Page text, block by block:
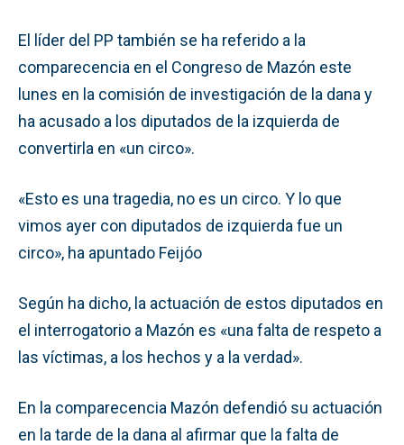
El líder del PP también se ha referido a la
comparecencia en el Congreso de Mazón este
lunes en la comisión de investigación de la dana y
ha acusado a los diputados de la izquierda de
convertirla en «un circo».
«Esto es una tragedia, no es un circo. Y lo que
vimos ayer con diputados de izquierda fue un
circo», ha apuntado Feijóo
Según ha dicho, la actuación de estos diputados en
el interrogatorio a Mazón es «una falta de respeto a
las víctimas, a los hechos y a la verdad».
En la comparecencia Mazón defendió su actuación
en la tarde de la dana al afirmar que la falta de